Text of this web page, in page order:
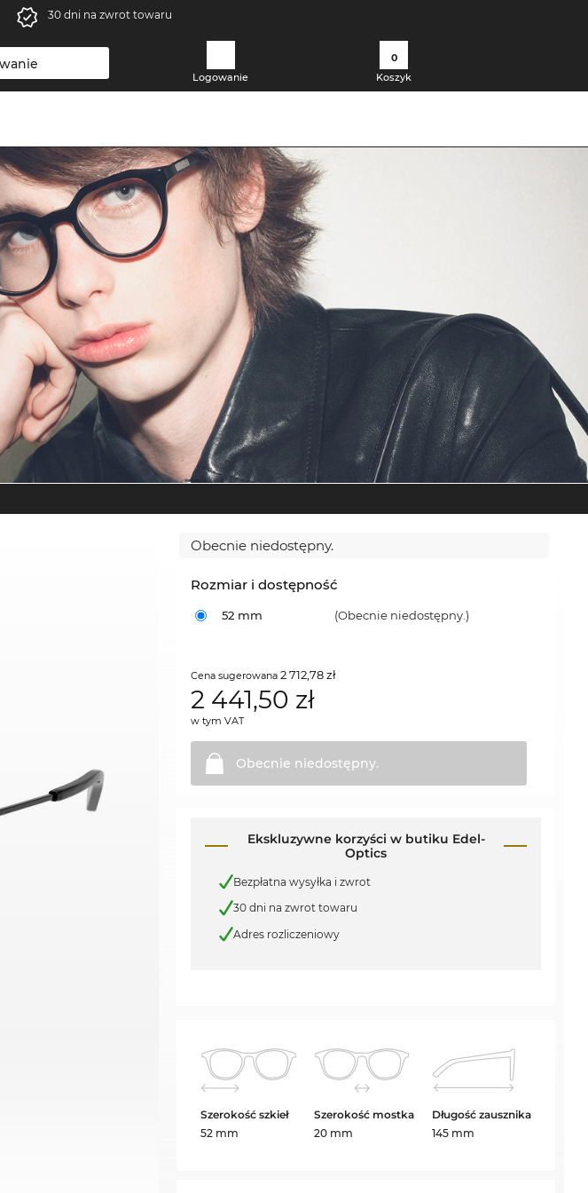
30 dni na zwrot towaru
Logowanie
0
Koszyk
Obecnie niedostępny.
Rozmiar i dostępność
52 mm (Obecnie niedostępny.)
Cena sugerowana2 712,78 zł
2 441,50 zł
w tym VAT
Obecnie niedostępny.
Ekskluzywne korzyści w butiku Edel-
Optics
Bezpłatna wysyłka i zwrot
30 dni na zwrot towaru
Adres rozliczeniowy
Szerokość szkieł
52 mm
Szerokość mostka
20 mm
Długość zausznika
145 mm